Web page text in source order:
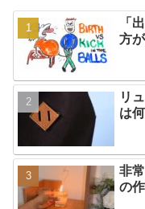
「
方
リ
は
非
の